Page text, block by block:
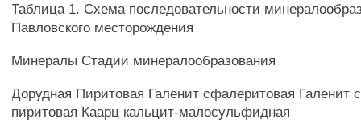
Таблица 1. Схема последовательности
Павловского месторождения
Минералы Стадии минералообразования
Дорудная Пиритовая Галенит сфалеритовая Галенит
пиритовая Каарц кальцит-малосульфидная